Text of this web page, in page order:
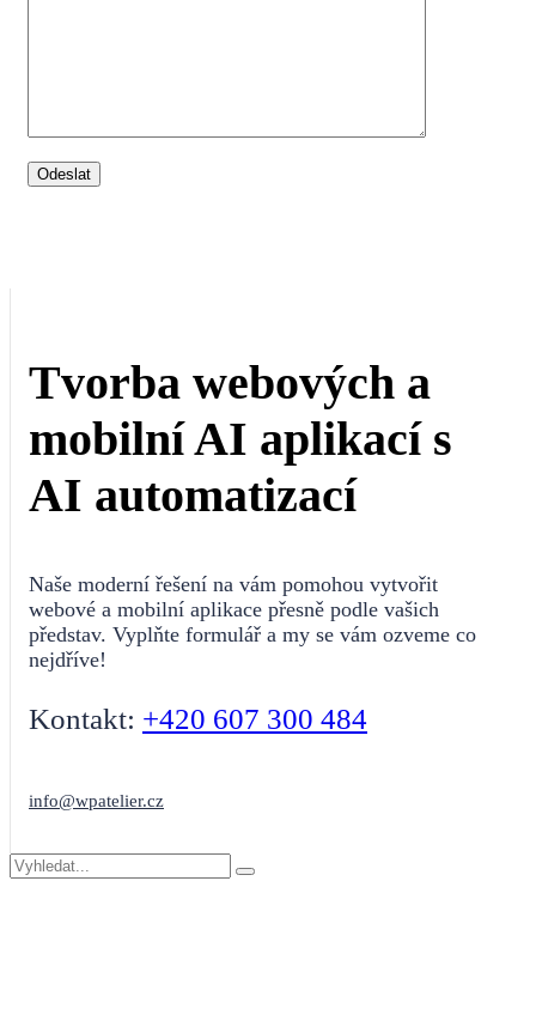
Tvorba webových a
mobilní AI aplikací s
AI automatizací
Naše moderní řešení na vám pomohou vytvořit
webové a mobilní aplikace přesně podle vašich
představ. Vyplňte formulář a my se vám ozveme co
nejdříve!
Kontakt: +420 607 300 484
info@wpatelier.cz